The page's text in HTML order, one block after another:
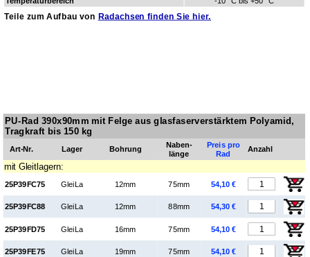
Teile zum Aufbau von Radachsen finden Sie hier.
PU-Rad 390x90mm mit Felge aus glasfaserverstärktem Polyamid,
Tragkraft bis 150 kg
Art-Nr. Lager Boh­rung
Naben­
länge
Preis pro
Rad
Anzahl
mit Gleitlagern:
25P39FC75 GleiLa 12mm 75mm 54,10 €
25P39FC88 GleiLa 12mm 88mm 54,30 €
25P39FD75 GleiLa 16mm 75mm 54,10 €
25P39FE75 GleiLa 19mm 75mm 54,10 €